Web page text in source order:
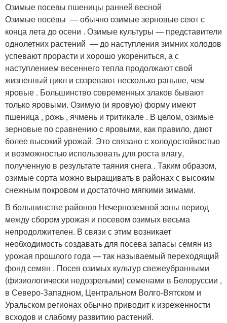
Озимые посевы пшеницы ранней весной
Озимые посе́вы — обычно озимые зерновые сеют с
конца лета до осени . Озимые культуры — представители
однолетних растений — до наступления зимних холодов
успевают прорасти и хорошо укорениться, а с
наступлением весеннего тепла продолжают свой
жизненный цикл и созревают несколько раньше, чем
яровые . Большинство современных злаков бывают
только яровыми. Озимую (и яровую) форму имеют
пшеница , рожь , ячмень и тритикале . В целом, озимые
зерновые по сравнению с яровыми, как правило, дают
более высокий урожай. Это связано с холодостойкостью
и возможностью использовать для роста влагу,
полученную в результате таяния снега . Таким образом,
озимые сорта можно выращивать в районах с высоким
снежным покровом и достаточно мягкими зимами.
В большинстве районов Нечерноземной зоны период
между сбором урожая и посевом озимых весьма
непродолжителен. В связи с этим возникает
необходимость создавать для посева запасы семян из
урожая прошлого года — так называемый переходящий
фонд семян . Посев озимых культур свежеубранными
(физиологически недозрелыми) семенами в Белоруссии ,
в Северо-Западном, Центральном Волго-Вятском и
Уральском регионах обычно приводит к изреженности
всходов и слабому развитию растений.